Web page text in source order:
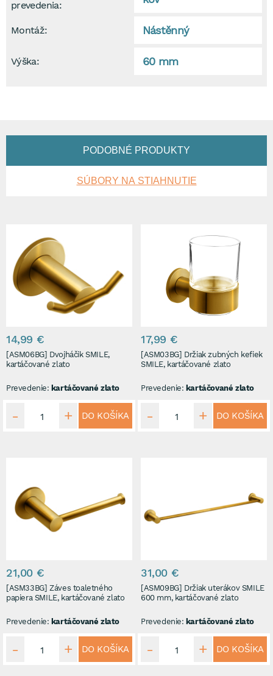
prevedenia:
Montáž: Nástěnný
Výška: 60 mm
PODOBNÉ PRODUKTY
SÚBORY NA STIAHNUTIE
14,99 €
[ASM06BG] Dvojháčik SMILE,
kartáčované zlato
Prevedenie: kartáčované zlato
DO KOŠÍKA
17,99 €
[ASM03BG] Držiak zubných kefiek
SMILE, kartáčované zlato
Prevedenie: kartáčované zlato
DO KOŠÍKA
21,00 €
[ASM33BG] Záves toaletného
papiera SMILE, kartáčované zlato
Prevedenie: kartáčované zlato
DO KOŠÍKA
31,00 €
[ASM09BG] Držiak uterákov SMILE
600 mm, kartáčované zlato
Prevedenie: kartáčované zlato
DO KOŠÍKA